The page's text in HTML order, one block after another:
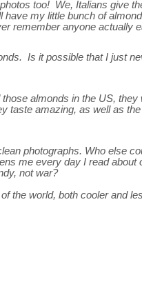
too! We, Italians give
have my little bunch of
remember anyone actually
Is it possible that I just
almonds in the US,
taste amazing, as well as
photographs. Who else
me every day I read about
not war?
the world, both cooler and